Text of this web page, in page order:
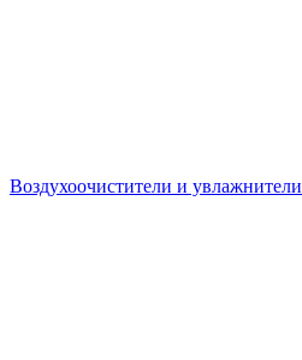
Воздухоочистители и увлажнители